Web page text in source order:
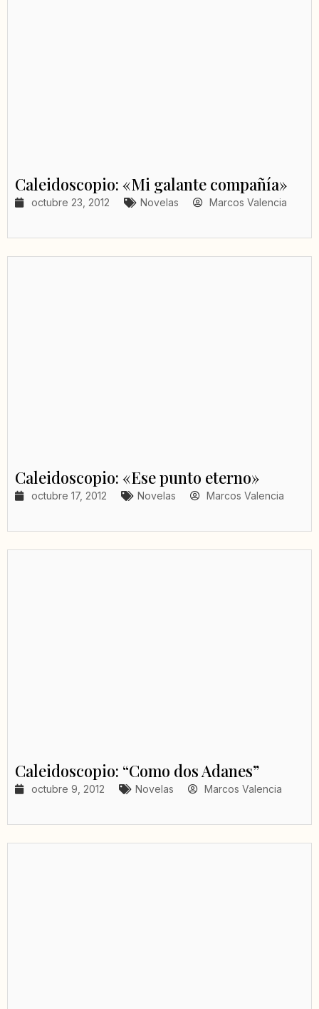
Caleidoscopio: «Mi galante compañía»
octubre 23, 2012 Novelas Marcos Valencia
Caleidoscopio: «Ese punto eterno»
octubre 17, 2012 Novelas Marcos Valencia
Caleidoscopio: “Como dos Adanes”
octubre 9, 2012 Novelas Marcos Valencia